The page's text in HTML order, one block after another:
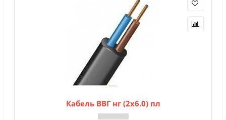
Кабель ВВГ нг (2х6.0) пл